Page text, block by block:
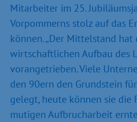
Mitarbeiter im 25.
Vorpommerns stolz auf das
können. „Der Mittelstand hat
wirtschaftlichen Aufbau des
vorangetrieben. Viele
den 90ern den Grundstein
gelegt, heute können sie die
mutigen Aufbrucharbeit